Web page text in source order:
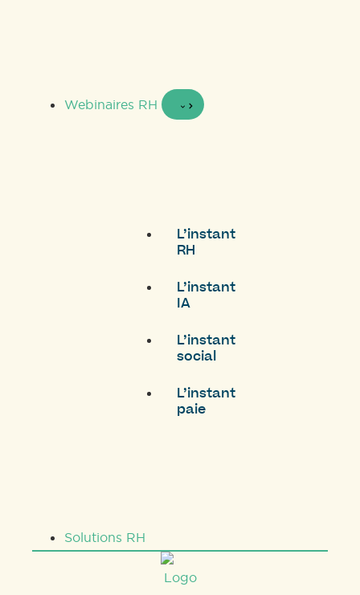
Webinaires RH
L’instant
RH
L’instant
IA
L’instant
social
L’instant
paie
Solutions RH